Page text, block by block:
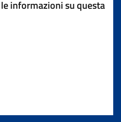
informazioni su questa